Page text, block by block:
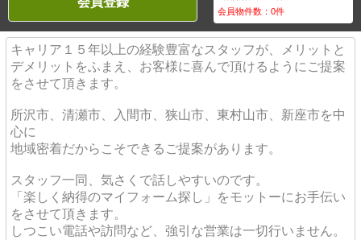
会員物件数：0件
キャリア１５年以上の経験豊富なスタッフが、メリットと
デメリットをふまえ、お客様に喜んで頂けるようにご提案
をさせて頂きます。
所沢市、清瀬市、入間市、狭山市、東村山市、新座市を中
心に
地域密着だからこそできるご提案があります。
スタッフ一同、気さくで話しやすいのです。
「楽しく納得のマイフォーム探し」をモットーにお手伝い
をさせて頂きます。
しつこい電話や訪問など、強引な営業は一切行いません。